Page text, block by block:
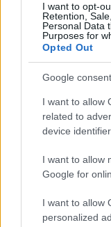
I want to opt-
Retention,
Personal Data
Purposes for
Opted Out
Google
I want to allow
related to
device
I want to allow
Google for
I want to allow
personalized
tudtam olvasni.
például
keresem a mai
az a legerősebb
szeretné, ha
A teljes adást itt
Ajánlott